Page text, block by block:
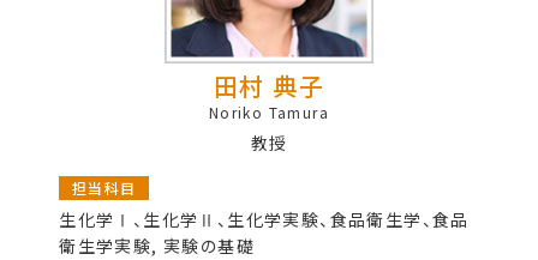
田村 典子
Noriko Tamura
教授
担当科目
生化学Ⅰ、生化学Ⅱ、生化学実験、食品衛生学、食品
衛生学実験, 実験の基礎